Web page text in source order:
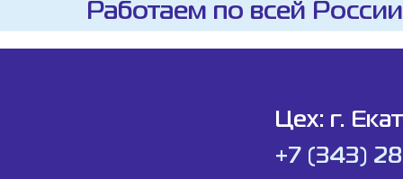
Работаем по всей
Цех: г.
+7 (343)